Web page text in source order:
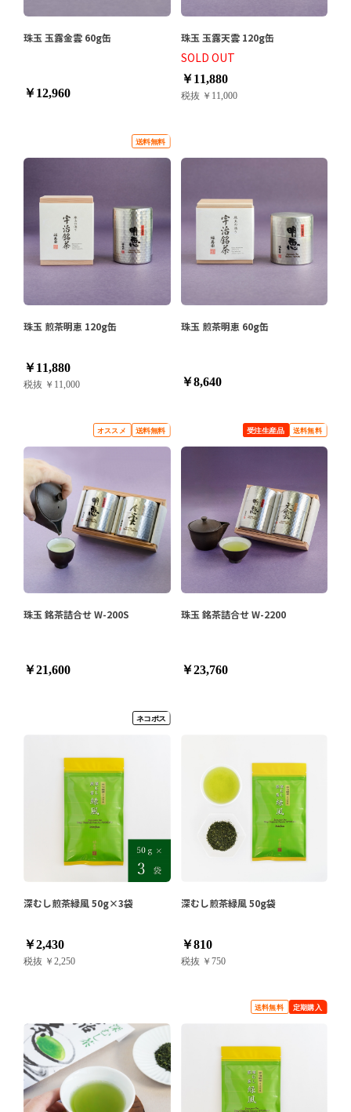
珠玉 玉露金雲 60g缶
￥12,960
SOLD OUT
珠玉 玉露天雲 120g缶
￥11,880
税抜 ￥11,000
珠玉 煎茶明恵 120g缶
￥11,880
税抜 ￥11,000
珠玉 煎茶明恵 60g缶
￥8,640
珠玉 銘茶詰合せ W-200S
￥21,600
珠玉 銘茶詰合せ W-2200
￥23,760
深むし煎茶緑風 50g×3袋
￥2,430
税抜 ￥2,250
深むし煎茶緑風 50g袋
￥810
税抜 ￥750